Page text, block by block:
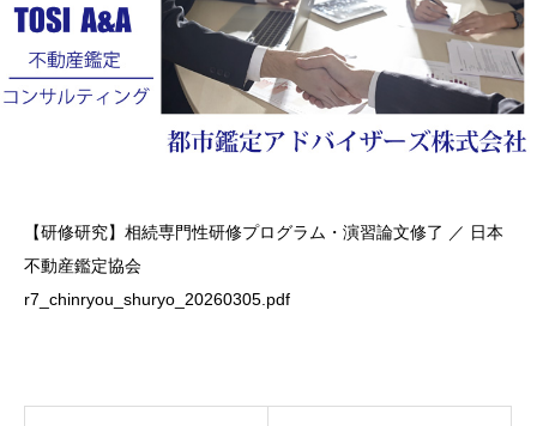
【研修研究】相続専門性研修プログラム・演習論文修了 ／ 日本
不動産鑑定協会
r7_chinryou_shuryo_20260305.pdf